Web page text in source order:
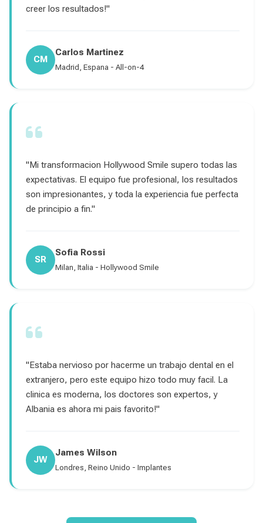
creer los resultados!"
CM
Carlos Martinez
Madrid, Espana - All-on-4
"Mi transformacion Hollywood Smile supero todas las
expectativas. El equipo fue profesional, los resultados
son impresionantes, y toda la experiencia fue perfecta
de principio a fin."
SR
Sofia Rossi
Milan, Italia - Hollywood Smile
"Estaba nervioso por hacerme un trabajo dental en el
extranjero, pero este equipo hizo todo muy facil. La
clinica es moderna, los doctores son expertos, y
Albania es ahora mi pais favorito!"
JW
James Wilson
Londres, Reino Unido - Implantes